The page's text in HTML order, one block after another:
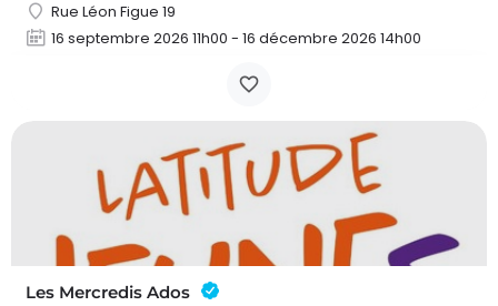
Rue Léon Figue 19
16 septembre 2026 11h00 - 16 décembre 2026 14h00
Les Mercredis Ados